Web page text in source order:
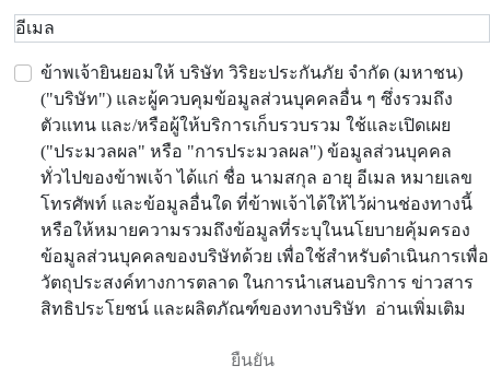
ข้าพเจ้ายินยอมให้ บริษัท วิริยะประกันภัย จำกัด (มหาชน)
("บริษัท") และผู้ควบคุมข้อมูลส่วนบุคคลอื่น ๆ ซึ่งรวมถึง
ตัวแทน และ/หรือผู้ให้บริการเก็บรวบรวม ใช้และเปิดเผย
("ประมวลผล" หรือ "การประมวลผล") ข้อมูลส่วนบุคคล
ทั่วไปของข้าพเจ้า ได้แก่ ชื่อ นามสกุล อายุ อีเมล หมายเลข
โทรศัพท์ และข้อมูลอื่นใด ที่ข้าพเจ้าได้ให้ไว้ผ่านช่องทางนี้
หรือให้หมายความรวมถึงข้อมูลที่ระบุในนโยบายคุ้มครอง
ข้อมูลส่วนบุคคลของบริษัทด้วย เพื่อใช้สำหรับดำเนินการเพื่อ
วัตถุประสงค์ทางการตลาด ในการนำเสนอบริการ ข่าวสาร
สิทธิประโยชน์ และผลิตภัณฑ์ของทางบริษัท อ่านเพิ่มเติม